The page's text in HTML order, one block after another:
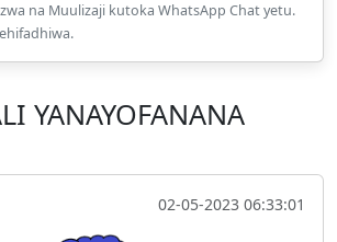
na Muulizaji kutoka WhatsApp Chat yetu.
YANAYOFANANA
02-05-2023 06:33:01